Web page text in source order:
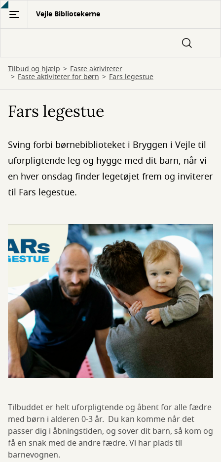
Gå
hovedindhold
Vejle Bibliotekerne
Tilbud og hjælp Faste aktiviteter
Faste aktiviteter for børn Fars legestue
Fars legestue
Sving forbi børnebiblioteket i Bryggen i Vejle til
uforpligtende leg og hygge med dit barn, når vi
en hver onsdag finder legetøjet frem og inviterer
til Fars legestue.
Tilbuddet er helt uforpligtende og åbent for alle fædre
med børn i alderen 0-3 år. Du kan komme når det
passer dig i åbningstiden, og sover dit barn, så kom og
få en snak med de andre fædre. Vi har plads til
barnevognen.